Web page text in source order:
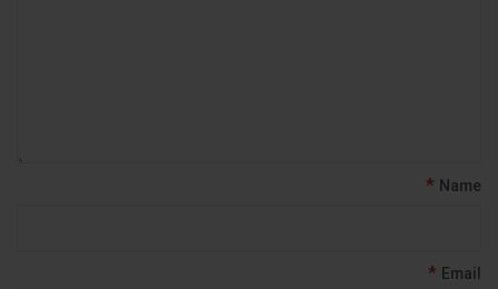
Name
*
Email
*